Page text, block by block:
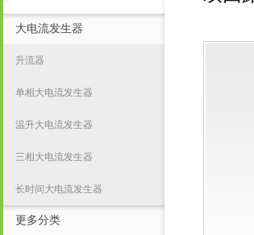
大电流发生器
升流器
单相大电流发生器
温升大电流发生器
三相大电流发生器
长时间大电流发生器
更多分类